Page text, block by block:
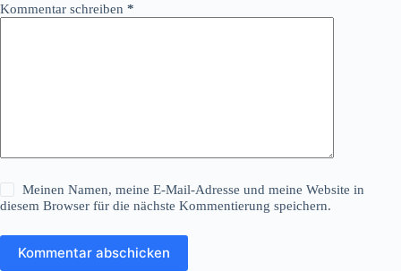
Kommentar schreiben *
Meinen Namen, meine E-Mail-Adresse und meine Website in
diesem Browser für die nächste Kommentierung speichern.
Kommentar abschicken